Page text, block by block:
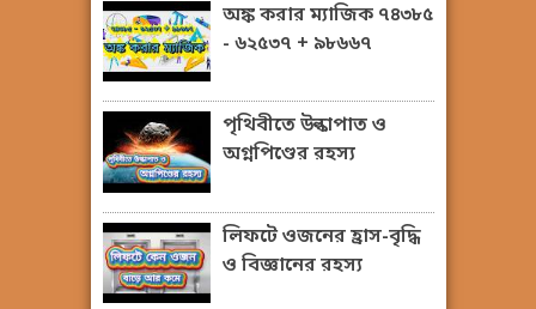
অঙ্ক করার ম্যাজিক ৭৪৩৮৫
- ৬২৫৩৭ + ৯৮৬৬৭
পৃথিবীতে উল্কাপাত ও
অগ্নপিণ্ডের রহস্য
লিফটে ওজনের হ্রাস-বৃদ্ধি
ও বিজ্ঞানের রহস্য